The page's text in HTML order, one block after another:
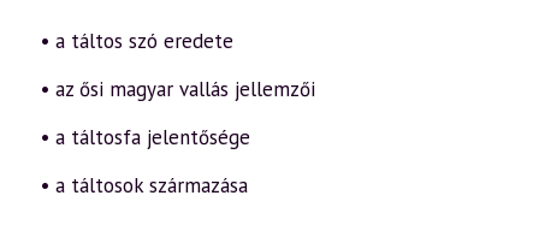
• a táltos szó eredete
• az ősi magyar vallás jellemzői
• a táltosfa jelentősége
• a táltosok származása